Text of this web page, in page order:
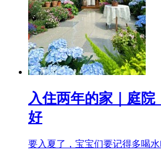
入住两年的家｜庭院
好
要入夏了，宝宝们要记得多喝